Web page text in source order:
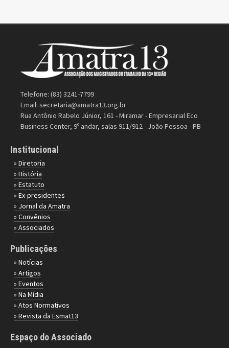
Telefone: (83) 3241-7799
Email: secretaria@amatra13.org.br
Rua Antônio Rabelo Júnior, 161 - Miramar - Empresarial Eco
Business Center, 9º andar, salas 911/912 - João Pessoa - PB
Institucional
» Diretoria
» História
» Estatuto
» Ex-presidentes
» Jornal da Amatra
» Convênios
» Associados
Publicações
» Notícias
» Artigos
» Eventos
» Na Mídia
» Atos Normativos
» Revista da Esmat13
Espaço do Associado